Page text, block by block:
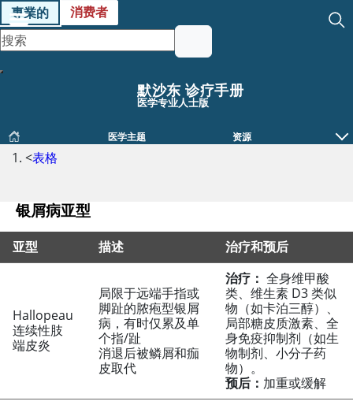
專業的 消费者
默沙东 诊疗手册
医学专业人士版
医学主题 资源
<表格
银屑病亚型
亚型 描述 治疗和预后
Hallopeau
连续性肢
端皮炎
局限于远端手指或
脚趾的脓疱型银屑
病，有时仅累及单
个指/趾
消退后被鳞屑和痂
皮取代
治疗： 全身维甲酸
类、维生素 D3 类似
物（如卡泊三醇）、
局部糖皮质激素、全
身免疫抑制剂（如生
物制剂、小分子药
物）。
预后： 加重或缓解